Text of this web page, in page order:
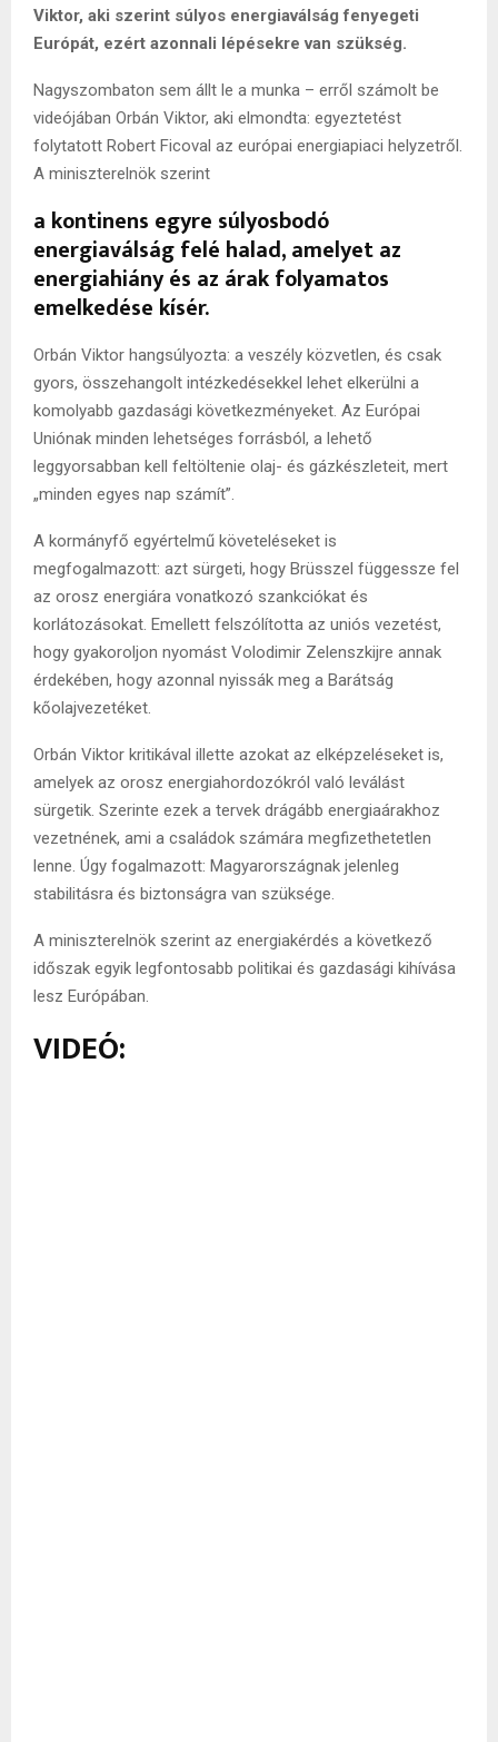
Viktor, aki szerint súlyos energiaválság fenyegeti
Európát, ezért azonnali lépésekre van szükség.
Nagyszombaton sem állt le a munka – erről számolt be
videójában Orbán Viktor, aki elmondta: egyeztetést
folytatott Robert Ficoval az európai energiapiaci helyzetről.
A miniszterelnök szerint
a kontinens egyre súlyosbodó
energiaválság felé halad, amelyet az
energiahiány és az árak folyamatos
emelkedése kísér.
Orbán Viktor hangsúlyozta: a veszély közvetlen, és csak
gyors, összehangolt intézkedésekkel lehet elkerülni a
komolyabb gazdasági következményeket. Az Európai
Uniónak minden lehetséges forrásból, a lehető
leggyorsabban kell feltöltenie olaj- és gázkészleteit, mert
„minden egyes nap számít”.
A kormányfő egyértelmű követeléseket is
megfogalmazott: azt sürgeti, hogy Brüsszel függessze fel
az orosz energiára vonatkozó szankciókat és
korlátozásokat. Emellett felszólította az uniós vezetést,
hogy gyakoroljon nyomást Volodimir Zelenszkijre annak
érdekében, hogy azonnal nyissák meg a Barátság
kőolajvezetéket.
Orbán Viktor kritikával illette azokat az elképzeléseket is,
amelyek az orosz energiahordozókról való leválást
sürgetik. Szerinte ezek a tervek drágább energiaárakhoz
vezetnének, ami a családok számára megfizethetetlen
lenne. Úgy fogalmazott: Magyarországnak jelenleg
stabilitásra és biztonságra van szüksége.
A miniszterelnök szerint az energiakérdés a következő
időszak egyik legfontosabb politikai és gazdasági kihívása
lesz Európában.
VIDEÓ: